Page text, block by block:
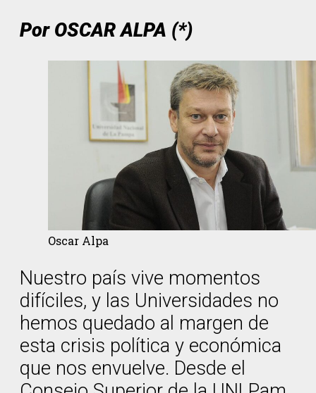
Por OSCAR ALPA (*)
Oscar Alpa
Nuestro país vive momentos
difíciles, y las Universidades no
hemos quedado al margen de
esta crisis política y económica
que nos envuelve. Desde el